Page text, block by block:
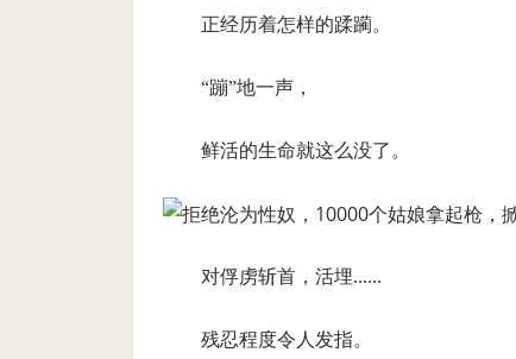
正经历着怎样的蹂躏。
“蹦”地一声，
鲜活的生命就这么没了。
对俘虏斩首，活埋......
残忍程度令人发指。